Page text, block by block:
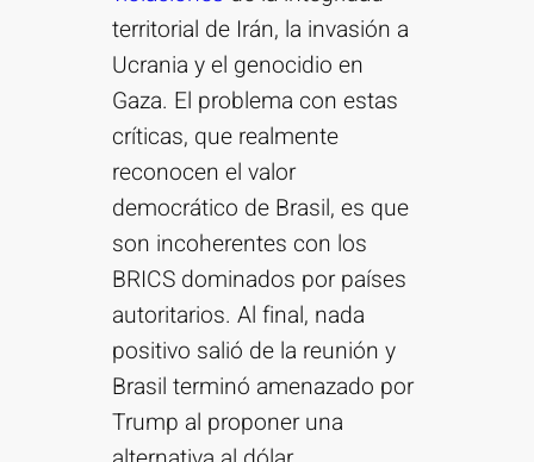
territorial de Irán, la invasión a
Ucrania y el genocidio en
Gaza. El problema con estas
críticas, que realmente
reconocen el valor
democrático de Brasil, es que
son incoherentes con los
BRICS dominados por países
autoritarios. Al final, nada
positivo salió de la reunión y
Brasil terminó amenazado por
Trump al proponer una